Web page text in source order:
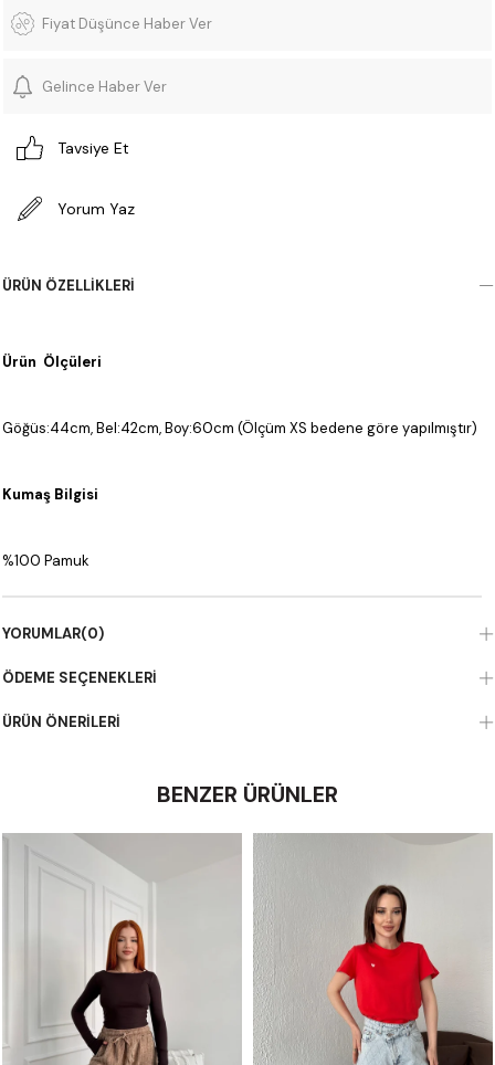
Fiyat Düşünce Haber Ver
Gelince Haber Ver
Tavsiye Et
Yorum Yaz
ÜRÜN ÖZELLIKLERI
Ürün Ölçüleri
Göğüs:44cm, Bel:42cm, Boy:60cm (Ölçüm XS bedene göre yapılmıştır)
Kumaş Bilgisi
%100 Pamuk
YORUMLAR(0)
ÖDEME SEÇENEKLERI
ÜRÜN ÖNERILERI
BENZER ÜRÜNLER